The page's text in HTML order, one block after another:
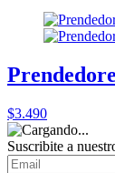
$3.490
Suscribite a